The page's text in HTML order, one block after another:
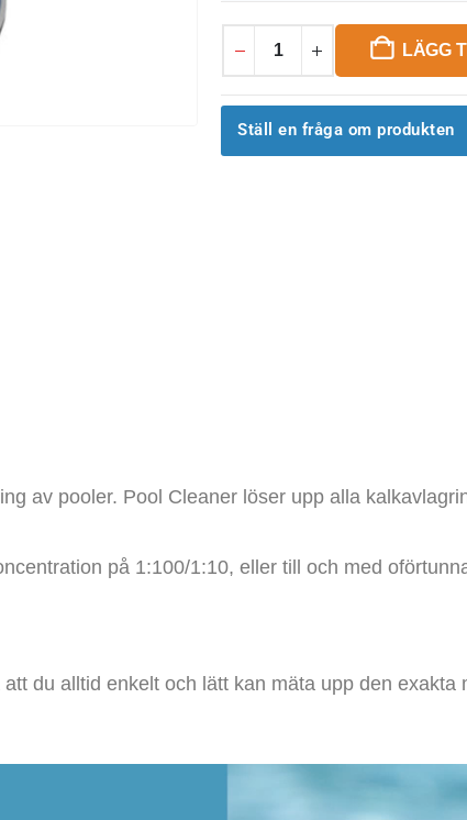
LÄGG
Ställ en fråga om produkten
av pooler. Pool Cleaner löser upp alla
på 1:100/1:10, eller till och med
du alltid enkelt och lätt kan mäta upp den exakta